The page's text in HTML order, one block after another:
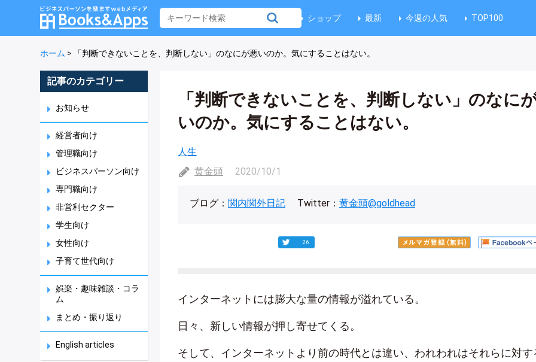
ショップ 最新 今週の人気 TOP100
ホーム > 「判断できないことを、判断しない」のなにが悪いのか。気にすることはない。
記事のカテゴリー
お知らせ
経営者向け
管理職向け
ビジネスパーソン向け
専門職向け
非営利セクター
学生向け
女性向け
子育て世代向け
娯楽・趣味雑談・コラ
ム
まとめ・振り返り
English articles
「判断できないことを、判断しない」のなに
いのか。気にすることはない。
人生
黄金頭
2020/10/1
ブログ： 関内関外日記 Twitter： 黄金頭@goldhead
26
インターネットには膨大な量の情報が溢れている。
日々、新しい情報が押し寄せてくる。
そして、インターネットより前の時代とは違い、われわれはそれらに対す